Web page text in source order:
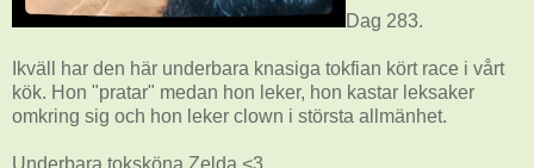
Dag 283.
Ikväll har den här underbara knasiga tokfian kört race i vårt
kök. Hon "pratar" medan hon leker, hon kastar leksaker
omkring sig och hon leker clown i största allmänhet.
Underbara toksköna Zelda <3